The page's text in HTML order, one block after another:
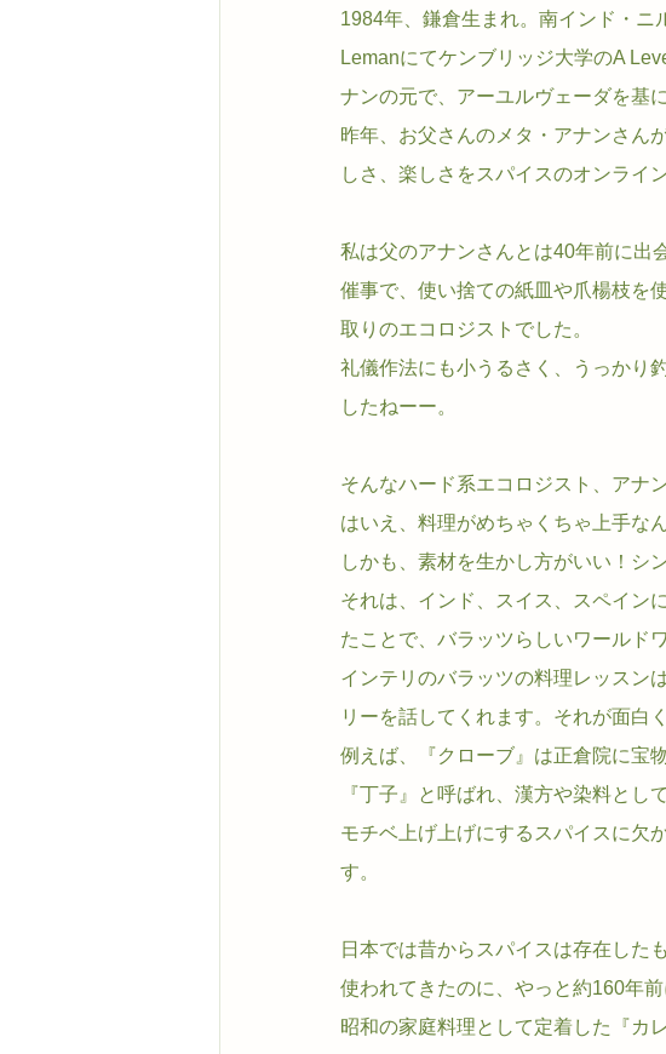
1984年、鎌倉生まれ。南インド・
Lemanにてケンブリッジ大学のA
ナンの元で、アーユルヴェーダを基
昨年、お父さんのメタ・アナンさん
しさ、楽しさをスパイスのオンライ
私は父のアナンさんとは40年前に出
催事で、使い捨ての紙皿や爪楊枝を
取りのエコロジストでした。
礼儀作法にも小うるさく、うっかり
したねーー。
そんなハード系エコロジスト、アナ
はいえ、料理がめちゃくちゃ上手な
しかも、素材を生かし方がいい！シ
それは、インド、スイス、スペイン
たことで、バラッツらしいワールド
インテリのバラッツの料理レッスン
リーを話してくれます。それが面白
例えば、『クローブ』は正倉院に宝
『丁子』と呼ばれ、漢方や染料とし
モチベ上げ上げにするスパイスに欠
す。
日本では昔からスパイスは存在した
使われてきたのに、やっと約160年前
昭和の家庭料理として定着した『カ